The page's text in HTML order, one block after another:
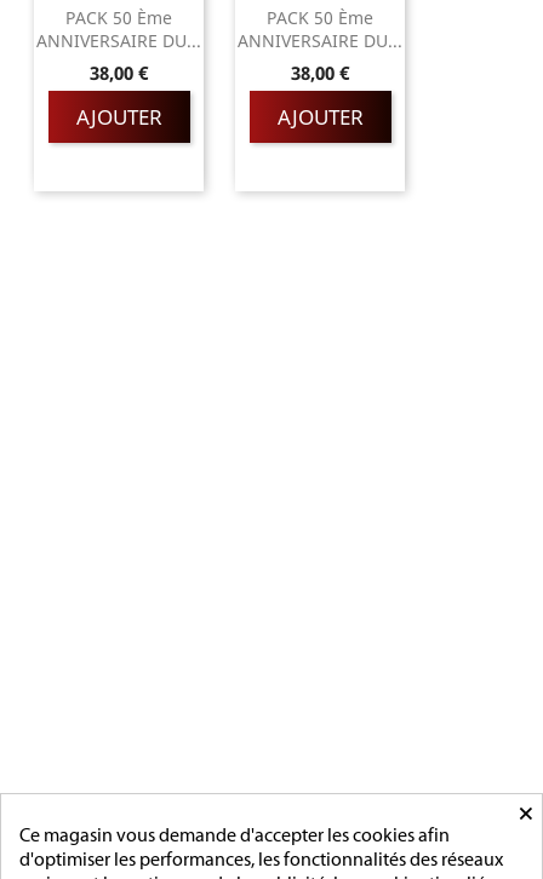
PACK 50 Ème
ANNIVERSAIRE DU...
Prix
38,00 €
AJOUTER
PACK 50 Ème
ANNIVERSAIRE DU...
Prix
38,00 €
AJOUTER
PAGES
L'entreprise
×
Ce magasin vous demande d'accepter les cookies afin
d'optimiser les performances, les fonctionnalités des réseaux